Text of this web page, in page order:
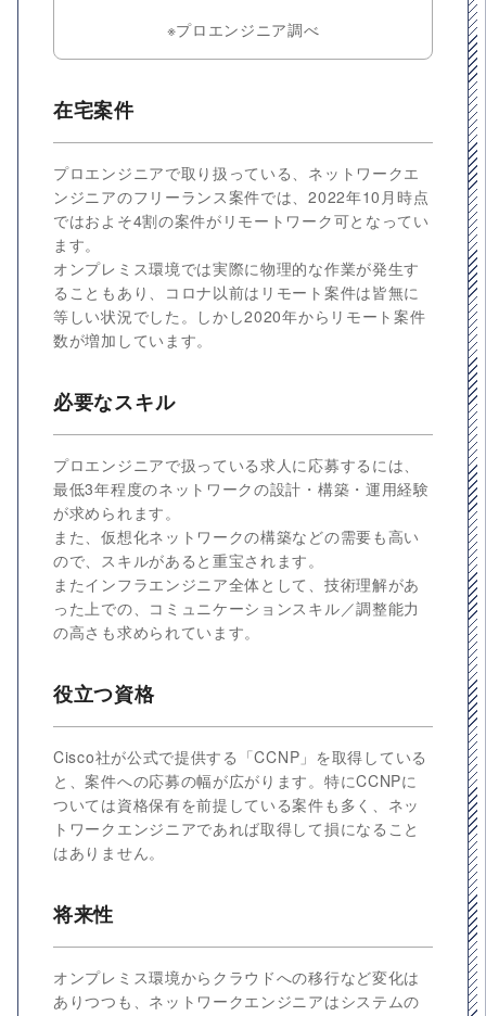
※プロエンジニア調べ
在宅案件
プロエンジニアで取り扱っている、ネットワークエ
ンジニアのフリーランス案件では、2022年10月時点
ではおよそ4割の案件がリモートワーク可となってい
ます。
オンプレミス環境では実際に物理的な作業が発生す
ることもあり、コロナ以前はリモート案件は皆無に
等しい状況でした。しかし2020年からリモート案件
数が増加しています。
必要なスキル
プロエンジニアで扱っている求人に応募するには、
最低3年程度のネットワークの設計・構築・運用経験
が求められます。
また、仮想化ネットワークの構築などの需要も高い
ので、スキルがあると重宝されます。
またインフラエンジニア全体として、技術理解があ
った上での、コミュニケーションスキル／調整能力
の高さも求められています。
役立つ資格
Cisco社が公式で提供する「CCNP」を取得している
と、案件への応募の幅が広がります。特にCCNPに
ついては資格保有を前提している案件も多く、ネッ
トワークエンジニアであれば取得して損になること
はありません。
将来性
オンプレミス環境からクラウドへの移行など変化は
ありつつも、ネットワークエンジニアはシステムの